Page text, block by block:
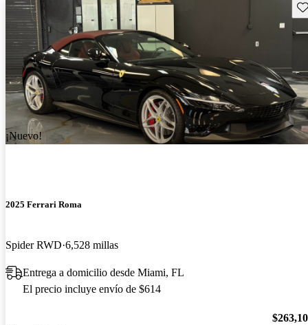
¡Nuevo!
2025 Ferrari Roma
Spider RWD 6,528 millas
Entrega a domicilio desde Miami, FL
El precio incluye envío de $614